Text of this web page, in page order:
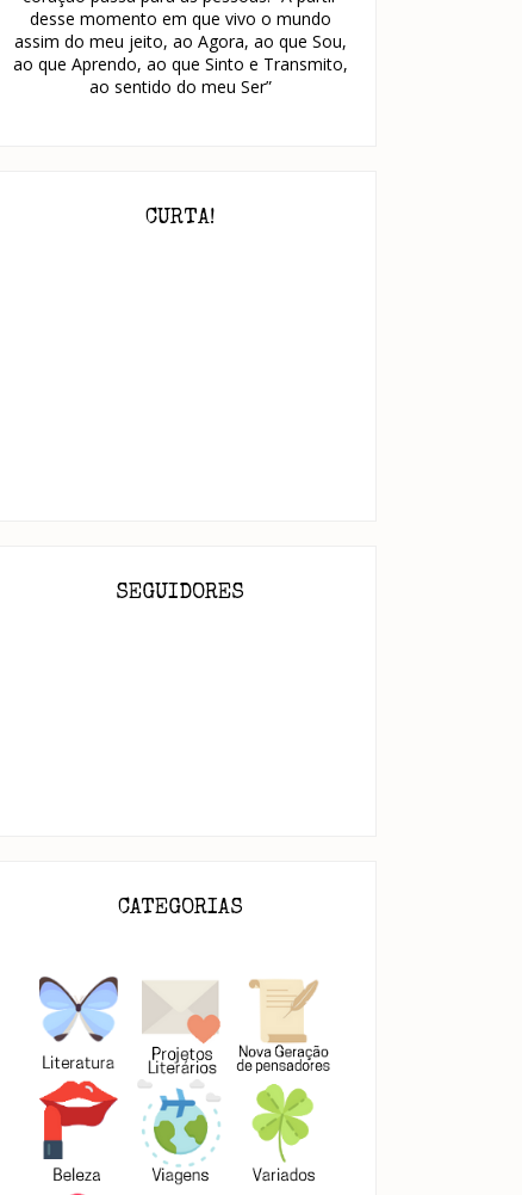
Chuva que caí... Arte Criadora
desse momento em que vivo o mundo
assim do meu jeito, ao Agora, ao que Sou,
ao que Aprendo, ao que Sinto e Transmito,
ao sentido do meu Ser”
CURTA!
SEGUIDORES
CATEGORIAS